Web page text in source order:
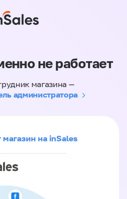
не работает
магазина —
администратора
магазин на inSales